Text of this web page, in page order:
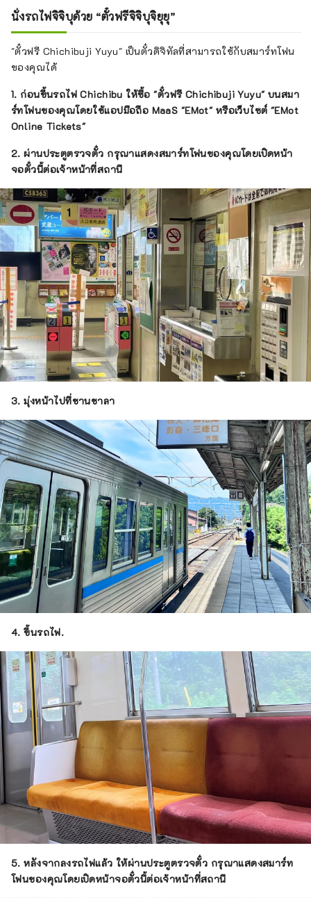
นั่งรถไฟจิจิบุด้วย “ตั๋วฟรีจิจิบุจิยุยุ”
"ตั๋วฟรี Chichibuji Yuyu" เป็นตั๋วดิจิทัลที่สามารถใช้กับสมาร์ทโฟน
ของคุณได้
1. ก่อนขึ้นรถไฟ Chichibu ให้ซื้อ "ตั๋วฟรี Chichibuji Yuyu" บนสมา
ร์ทโฟนของคุณโดยใช้แอปมือถือ MaaS "EMot" หรือเว็บไซต์ "EMot
Online Tickets"
2. ผ่านประตูตรวจตั๋ว กรุณาแสดงสมาร์ทโฟนของคุณโดยเปิดหน้า
จอตั๋วนี้ต่อเจ้าหน้าที่สถานี
3. มุ่งหน้าไปที่ชานชาลา
4. ขึ้นรถไฟ.
5. หลังจากลงรถไฟแล้ว ให้ผ่านประตูตรวจตั๋ว กรุณาแสดงสมาร์ท
โฟนของคุณโดยเปิดหน้าจอตั๋วนี้ต่อเจ้าหน้าที่สถานี